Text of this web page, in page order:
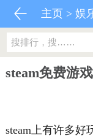
主页 >娱
steam免费游
steam上有许多好